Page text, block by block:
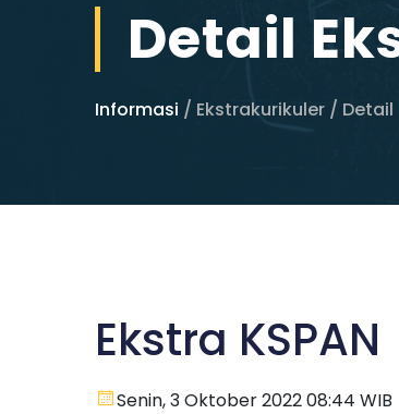
Detail
Informasi / Ekstrakurikuler / Detail
Ekstra KSPAN
Senin, 3 Oktober 2022 08:44 WIB